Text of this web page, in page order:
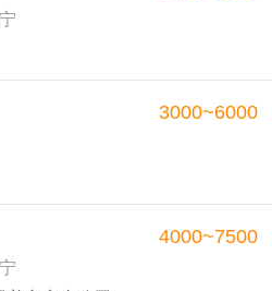
3000~6000
4000~7500